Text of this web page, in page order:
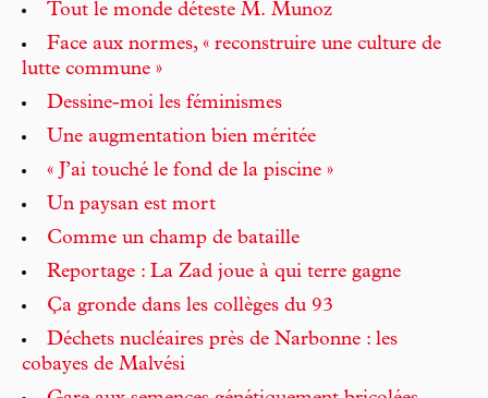
Tout le monde déteste M. Munoz
Face aux normes, « reconstruire une culture de
lutte commune »
Dessine-moi les féminismes
Une augmentation bien méritée
« J’ai touché le fond de la piscine »
Un paysan est mort
Comme un champ de bataille
Reportage : La Zad joue à qui terre gagne
Ça gronde dans les collèges du 93
Déchets nucléaires près de Narbonne : les
cobayes de Malvési